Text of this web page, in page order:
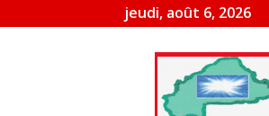
jeudi, août 6, 2026